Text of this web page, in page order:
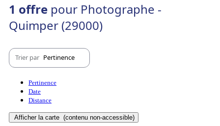
1 offre pour Photographe -
Quimper (29000)
Trier par Pertinence
Pertinence
Date
Distance
Afficher la carte (contenu non-accessible)